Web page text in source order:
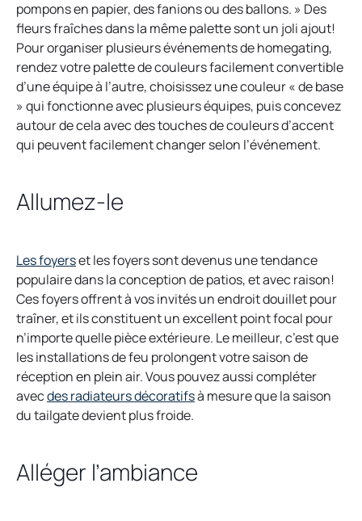
a
n
e
w
t
a
b
pompons en papier, des fanions ou des ballons. » Des
fleurs fraîches dans la même palette sont un joli ajout!
Pour organiser plusieurs événements de homegating,
rendez votre palette de couleurs facilement convertible
d’une équipe à l’autre, choisissez une couleur « de base
» qui fonctionne avec plusieurs équipes, puis concevez
autour de cela avec des touches de couleurs d’accent
qui peuvent facilement changer selon l’événement.
Allumez-le
Les foyerso
p
e
n
s
i
n
a
n
t
et les foyers sont devenus une tendance
populaire dans la conception de patios, et avec raison!
Ces foyers offrent à vos invités un endroit douillet pour
traîner, et ils constituent un excellent point focal pour
n’importe quelle pièce extérieure. Le meilleur, c’est que
les installations de feu prolongent votre saison de
réception en plein air. Vous pouvez aussi compléter
avecdes radiateurs décoratifso
s
à mesure que la saison
du tailgate devient plus froide.
Alléger l’ambiance